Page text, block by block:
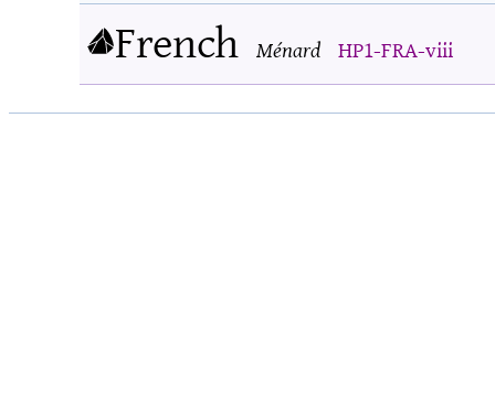
French Ménard HP1-FRA-viii